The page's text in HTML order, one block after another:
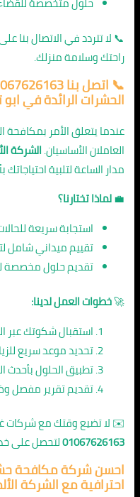
📞 لا تتردد في الاتصال بنا
راحتك وسلامة منزلك.
الحشرات الرائدة في
عندما يتعلق الأمر بمكافحة
العاملان الأساسيان.الشركة
مدار الساعة لتلبية
💼لماذا تختارنا؟
استجابة سريعة
تقييم ميداني شامل
تقديم حلول مخصصة
🚀خطوات العمل لدينا:
استقبال شكوتك عبر
تحديد موعد سريع
تطبيق الحلول بأحدث
تقديم تقرير مفصل
✉️ لا تضيع وقتك مع شركات
01067626163لتحصل على
احسن شركة مكافحة
احترافية مع الشركة